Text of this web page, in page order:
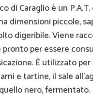
di Caraglio è un
dimensioni piccole,
digeribile. Viene
per essere
È utilizzato
e tartine, il sale
nero, fermentato.